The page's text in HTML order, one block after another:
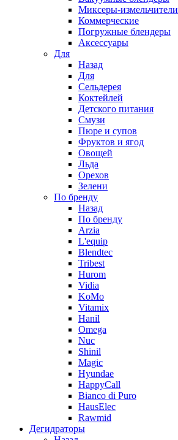
Миксеры-измельчители
Коммерческие
Погружные блендеры
Аксессуары
Для
Назад
Для
Сельдерея
Коктейлей
Детского питания
Смузи
Пюре и супов
Фруктов и ягод
Овощей
Льда
Орехов
Зелени
По бренду
Назад
По бренду
Arzia
L'equip
Blendtec
Tribest
Hurom
Vidia
KoMo
Vitamix
Hanil
Omega
Nuc
Shinil
Magic
Hyundae
HappyCall
Bianco di Puro
HausElec
Rawmid
Дегидраторы